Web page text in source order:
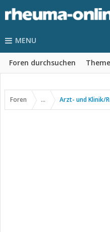
MENU
Foren durchsuchen
Foren ... Arzt- und Klinik/